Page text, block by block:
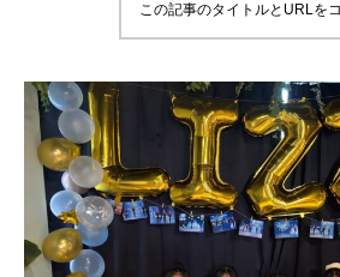
この記事のタイトルとURLを